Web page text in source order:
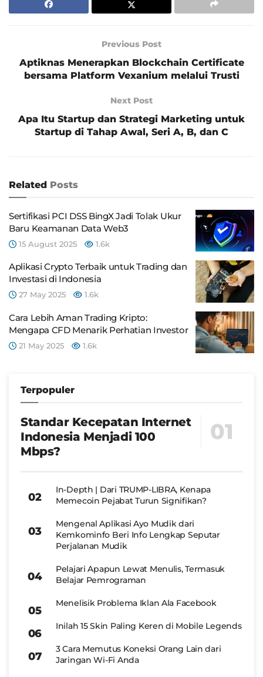
Previous Post
Aptiknas Menerapkan Blockchain Certificate
bersama Platform Vexanium melalui Trusti
Next Post
Apa Itu Startup dan Strategi Marketing untuk
Startup di Tahap Awal, Seri A, B, dan C
Related Posts
Sertifikasi PCI DSS BingX Jadi Tolak Ukur
Baru Keamanan Data Web3
15 August 2025 1.6k
Aplikasi Crypto Terbaik untuk Trading dan
Investasi di Indonesia
27 May 2025 1.6k
Cara Lebih Aman Trading Kripto:
Mengapa CFD Menarik Perhatian Investor
21 May 2025 1.6k
Terpopuler
Standar Kecepatan Internet
Indonesia Menjadi 100
Mbps?
In-Depth | Dari TRUMP-LIBRA, Kenapa
Memecoin Pejabat Turun Signifikan?
Mengenal Aplikasi Ayo Mudik dari
Kemkominfo Beri Info Lengkap Seputar
Perjalanan Mudik
Pelajari Apapun Lewat Menulis, Termasuk
Belajar Pemrograman
Menelisik Problema Iklan Ala Facebook
Inilah 15 Skin Paling Keren di Mobile Legends
3 Cara Memutus Koneksi Orang Lain dari
Jaringan Wi-Fi Anda